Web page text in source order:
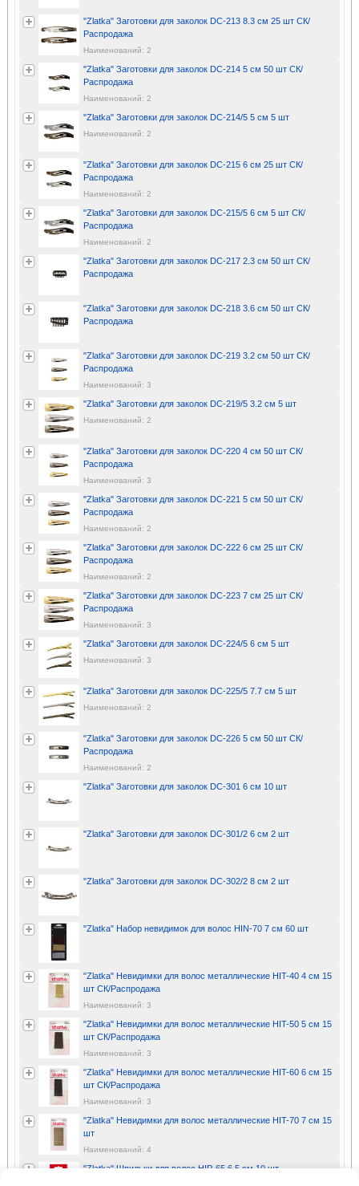
"Zlatka" Заготовки для заколок DC-213 8.3 см 25 шт СК/
Распродажа
Наименований: 2
"Zlatka" Заготовки для заколок DC-214 5 см 50 шт СК/
Распродажа
Наименований: 2
"Zlatka" Заготовки для заколок DC-214/5 5 см 5 шт
Наименований: 2
"Zlatka" Заготовки для заколок DC-215 6 см 25 шт СК/
Распродажа
Наименований: 2
"Zlatka" Заготовки для заколок DC-215/5 6 см 5 шт СК/
Распродажа
Наименований: 2
"Zlatka" Заготовки для заколок DC-217 2.3 см 50 шт СК/
Распродажа
"Zlatka" Заготовки для заколок DC-218 3.6 см 50 шт СК/
Распродажа
"Zlatka" Заготовки для заколок DC-219 3.2 см 50 шт СК/
Распродажа
Наименований: 3
"Zlatka" Заготовки для заколок DC-219/5 3.2 см 5 шт
Наименований: 2
"Zlatka" Заготовки для заколок DC-220 4 см 50 шт СК/
Распродажа
Наименований: 3
"Zlatka" Заготовки для заколок DC-221 5 см 50 шт СК/
Распродажа
Наименований: 2
"Zlatka" Заготовки для заколок DC-222 6 см 25 шт СК/
Распродажа
Наименований: 2
"Zlatka" Заготовки для заколок DC-223 7 см 25 шт СК/
Распродажа
Наименований: 3
"Zlatka" Заготовки для заколок DC-224/5 6 см 5 шт
Наименований: 3
"Zlatka" Заготовки для заколок DC-225/5 7.7 см 5 шт
Наименований: 2
"Zlatka" Заготовки для заколок DC-226 5 см 50 шт СК/
Распродажа
Наименований: 2
"Zlatka" Заготовки для заколок DC-301 6 см 10 шт
"Zlatka" Заготовки для заколок DC-301/2 6 см 2 шт
"Zlatka" Заготовки для заколок DC-302/2 8 см 2 шт
"Zlatka" Набор невидимок для волос HIN-70 7 см 60 шт
"Zlatka" Невидимки для волос металлические HIT-40 4 см 15
шт СК/Распродажа
Наименований: 3
"Zlatka" Невидимки для волос металлические HIT-50 5 см 15
шт СК/Распродажа
Наименований: 3
"Zlatka" Невидимки для волос металлические HIT-60 6 см 15
шт СК/Распродажа
Наименований: 3
"Zlatka" Невидимки для волос металлические HIT-70 7 см 15
шт
Наименований: 4
"Zlatka" Шпильки для волос HIP-65 6.5 см 10 шт